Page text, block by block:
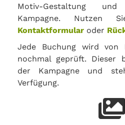
Motiv-Gestaltung
Kampagne. Nutzen
Kontaktformular oder
Jede Buchung wird von
nochmal geprüft. Dieser
der Kampagne und
Verfügung.